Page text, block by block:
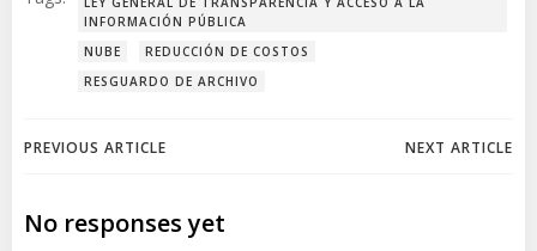
INFORMACIÓN PÚBLICA
NUBE
REDUCCIÓN DE COSTOS
RESGUARDO DE ARCHIVO
Post
navigation
PREVIOUS ARTICLE NEXT ARTICLE
No responses yet